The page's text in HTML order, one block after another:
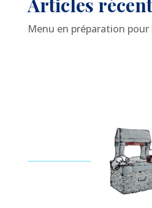
Articles
Menu en préparation pour